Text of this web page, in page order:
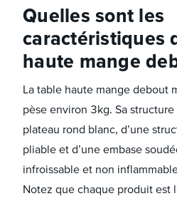
Quelles sont les
caractéristiques
haute mange
La table haute mange debout
pèse environ 3kg. Sa structure
plateau rond blanc, d’une
pliable et d’une embase
infroissable et non
Notez que chaque produit est